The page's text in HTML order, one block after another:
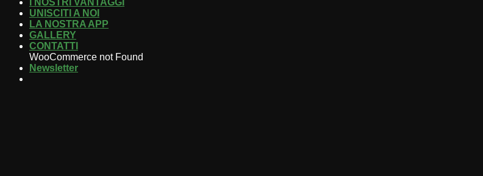
I NOSTRI VANTAGGI
UNISCITI A NOI
LA NOSTRA APP
GALLERY
CONTATTI
WooCommerce not Found
Newsletter